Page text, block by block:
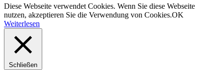
Diese Webseite verwendet Cookies. Wenn Sie diese Webseite
nutzen, akzeptieren Sie die Verwendung von Cookies.OK
Weiterlesen
Schließen